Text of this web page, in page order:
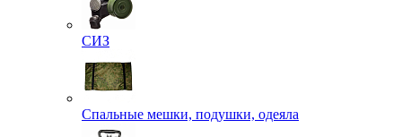
СИЗ
Спальные мешки, подушки, одеяла